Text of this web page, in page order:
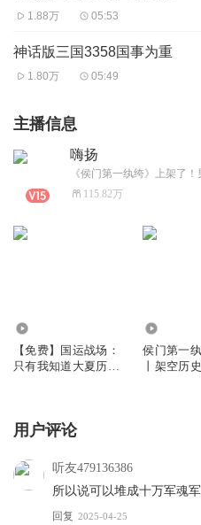
1.88万 05:53
神话版三国3358国事为重
1.80万 05:49
主播信息
嗨扬
115.82万
【免费】国运战场：
只有我知道大夏历史
侯门第一
丨架空历
用户评论
听友479136386
所以说可以堆成十万军魂
回复 2025-04-25